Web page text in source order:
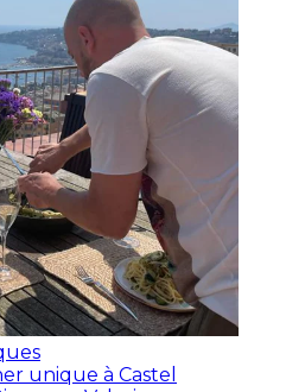
unique à Castel